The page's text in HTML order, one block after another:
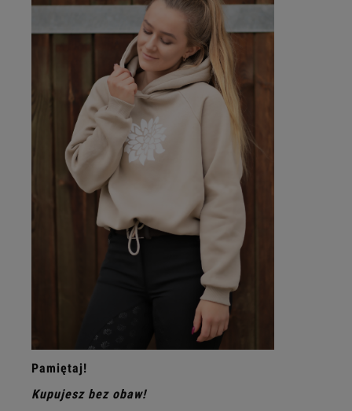
Pamiętaj!
Kupujesz bez obaw!